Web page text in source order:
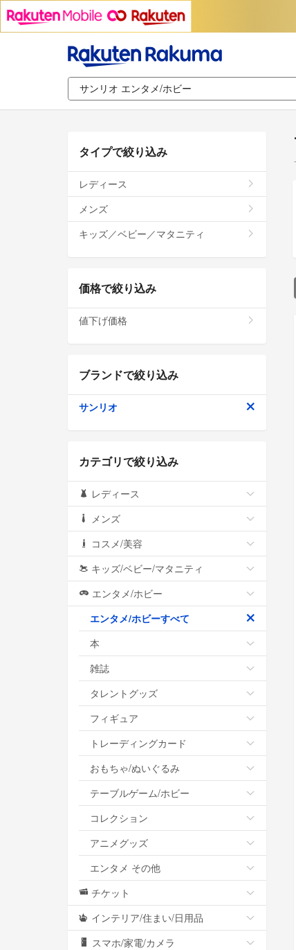
タイプで絞り込み
レディース
メンズ
キッズ／ベビー／マタニティ
価格で絞り込み
値下げ価格
ブランドで絞り込み
サンリオ
カテゴリで絞り込み
レディース
メンズ
コスメ/美容
キッズ/ベビー/マタニティ
エンタメ/ホビー
エンタメ/ホビーすべて
本
雑誌
タレントグッズ
フィギュア
トレーディングカード
おもちゃ/ぬいぐるみ
テーブルゲーム/ホビー
コレクション
アニメグッズ
エンタメ その他
チケット
インテリア/住まい/日用品
スマホ/家電/カメラ